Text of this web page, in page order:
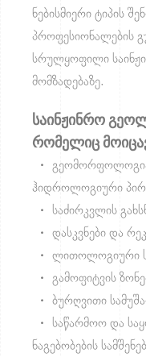
ნებისმიერი ტიპის
პროფესიონალების
სრულყოფილი
მომზადებაზე.
საინჟინრო
რომელიც
• გ
ჰიდროლოგიური
• საძირკვლის
• დასკვნები და
• ლითოლოგიური
• გამოფიტვის
• ბურღვითი
• საწარმოო და
ნაგებობების